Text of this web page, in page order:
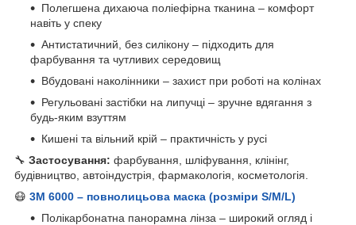
Полегшена дихаюча поліефірна тканина – комфорт
навіть у спеку
Антистатичний, без силікону – підходить для
фарбування та чутливих середовищ
Вбудовані наколінники – захист при роботі на колінах
Регульовані застібки на липучці – зручне вдягання з
будь-яким взуттям
Кишені та вільний крій – практичність у русі
🔧 Застосування: фарбування, шліфування, клінінг,
будівництво, автоіндустрія, фармакологія, косметологія.
😷 3M 6000 – повнолицьова маска (розміри S/M/L)
Полікарбонатна панорамна лінза – широкий огляд і